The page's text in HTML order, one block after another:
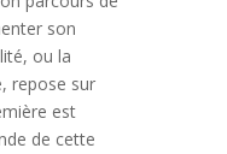
son
ou la
repose sur
est
de cette